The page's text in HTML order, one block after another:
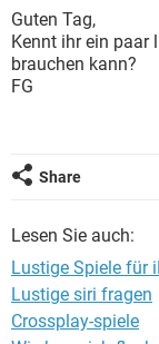
WHATSAPP
FACEBOOK
WINDOWS 10
WHATSAPP
SPIELE
ANDROID
WINDOWS 10
FACEBOOK
Guten Tag,
Kennt ihr ein paar
brauchen kann?
FG
Share
Lesen Sie auch:
Lustige Spiele für
Lustige siri fragen
Crossplay-spiele